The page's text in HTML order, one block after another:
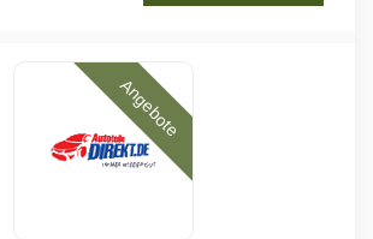
Angebote